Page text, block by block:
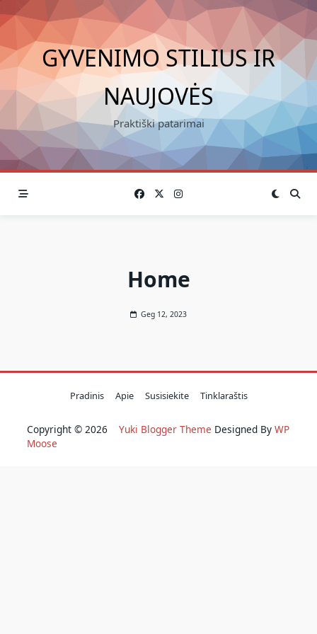
Skip
to
content
GYVENIMO STILIUS IR
NAUJOVĖS
Praktiški patarimai
Home
Geg 12, 2023
Pradinis Apie Susisiekite Tinklaraštis
Copyright © 2026 Yuki Blogger Theme Designed By WP
Moose